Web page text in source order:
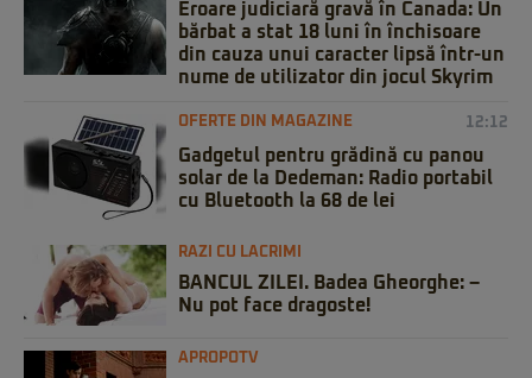
Eroare judiciară gravă în Canada: Un
bărbat a stat 18 luni în închisoare
din cauza unui caracter lipsă într-un
nume de utilizator din jocul Skyrim
OFERTE DIN MAGAZINE 12:12
Gadgetul pentru grădină cu panou
solar de la Dedeman: Radio portabil
cu Bluetooth la 68 de lei
RAZI CU LACRIMI
BANCUL ZILEI. Badea Gheorghe: –
Nu pot face dragoste!
APROPOTV